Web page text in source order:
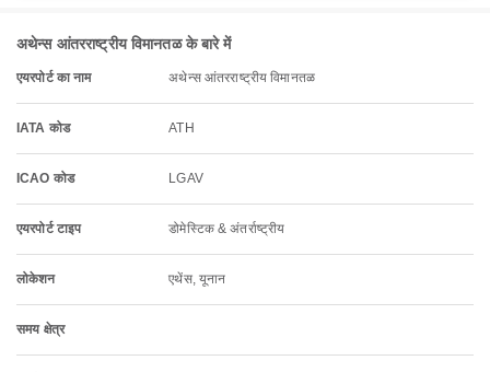
अथेन्स आंतरराष्ट्रीय विमानतळ के बारे में
एयरपोर्ट का नाम अथेन्स आंतरराष्ट्रीय विमानतळ
IATA कोड ATH
ICAO कोड LGAV
एयरपोर्ट टाइप डोमेस्टिक & अंतर्राष्ट्रीय
लोकेशन एथेंस, यूनान
समय क्षेत्र